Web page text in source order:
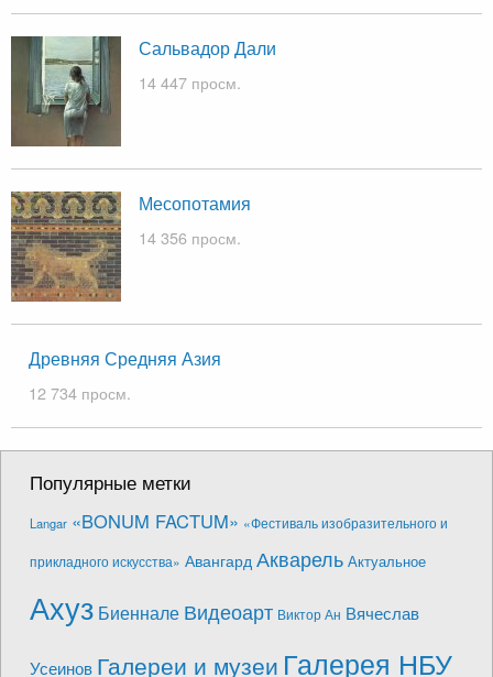
Сальвадор Дали
14 447 просм.
Месопотамия
14 356 просм.
Древняя Средняя Азия
12 734 просм.
Популярные метки
Langar «BONUM FACTUM» «Фестиваль изобразительного и
прикладного искусства» Авангард Акварель Актуальное
Ахуз Биеннале Видеоарт Виктор Ан Вячеслав
Усеинов Галереи и музеи Галерея НБУ